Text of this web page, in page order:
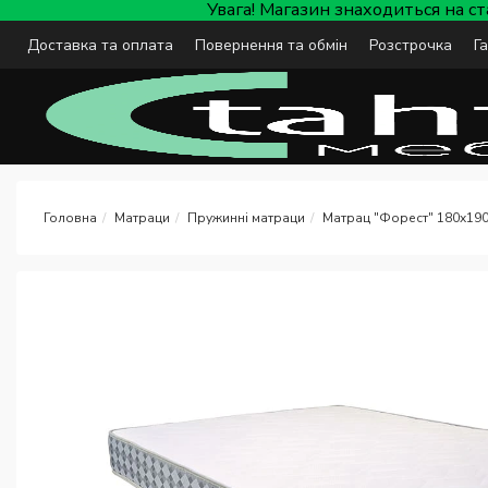
Увага! Магазин знаходиться на
Доставка та оплата Повернення та обмін Розстрочка
Матраци Пружинні матраци Матрац "Форест"